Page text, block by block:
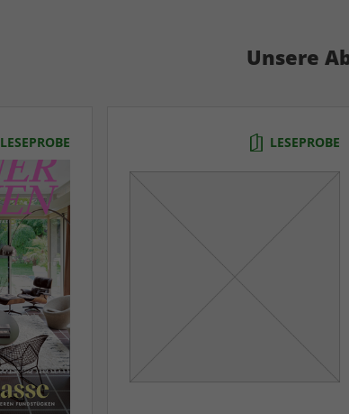
Unsere
LESEPROBE LESEPROBE